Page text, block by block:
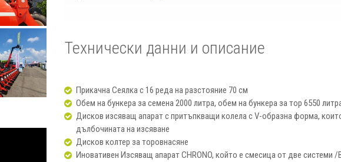
Технически данни и описание
Прикачна Сеялка с 16 реда на разстояние 70 см
Обем на бункера за семена 2000 литра, обем на бункера за тор 6550
Дисков изсяващ апарат с притъпкващи колела с V-образна форма,
дълбочината на изсяване
Дисков колтер за торовнасяне
Иновативен Изсяващ апарат CHRONO, който е смесица от две